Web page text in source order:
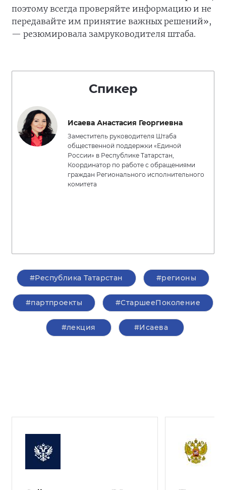
поэтому всегда проверяйте информацию и не
передавайте им принятие важных решений»,
— резюмировала замруководителя штаба.
Спикер
Исаева Анастасия Георгиевна
Заместитель руководителя Штаба
общественной поддержки «Единой
России» в Республике Татарстан,
Координатор по работе с обращениями
граждан Регионального исполнительного
комитета
#Республика Татарстан #регионы
#партпроекты #СтаршееПоколение
#лекция #Исаева